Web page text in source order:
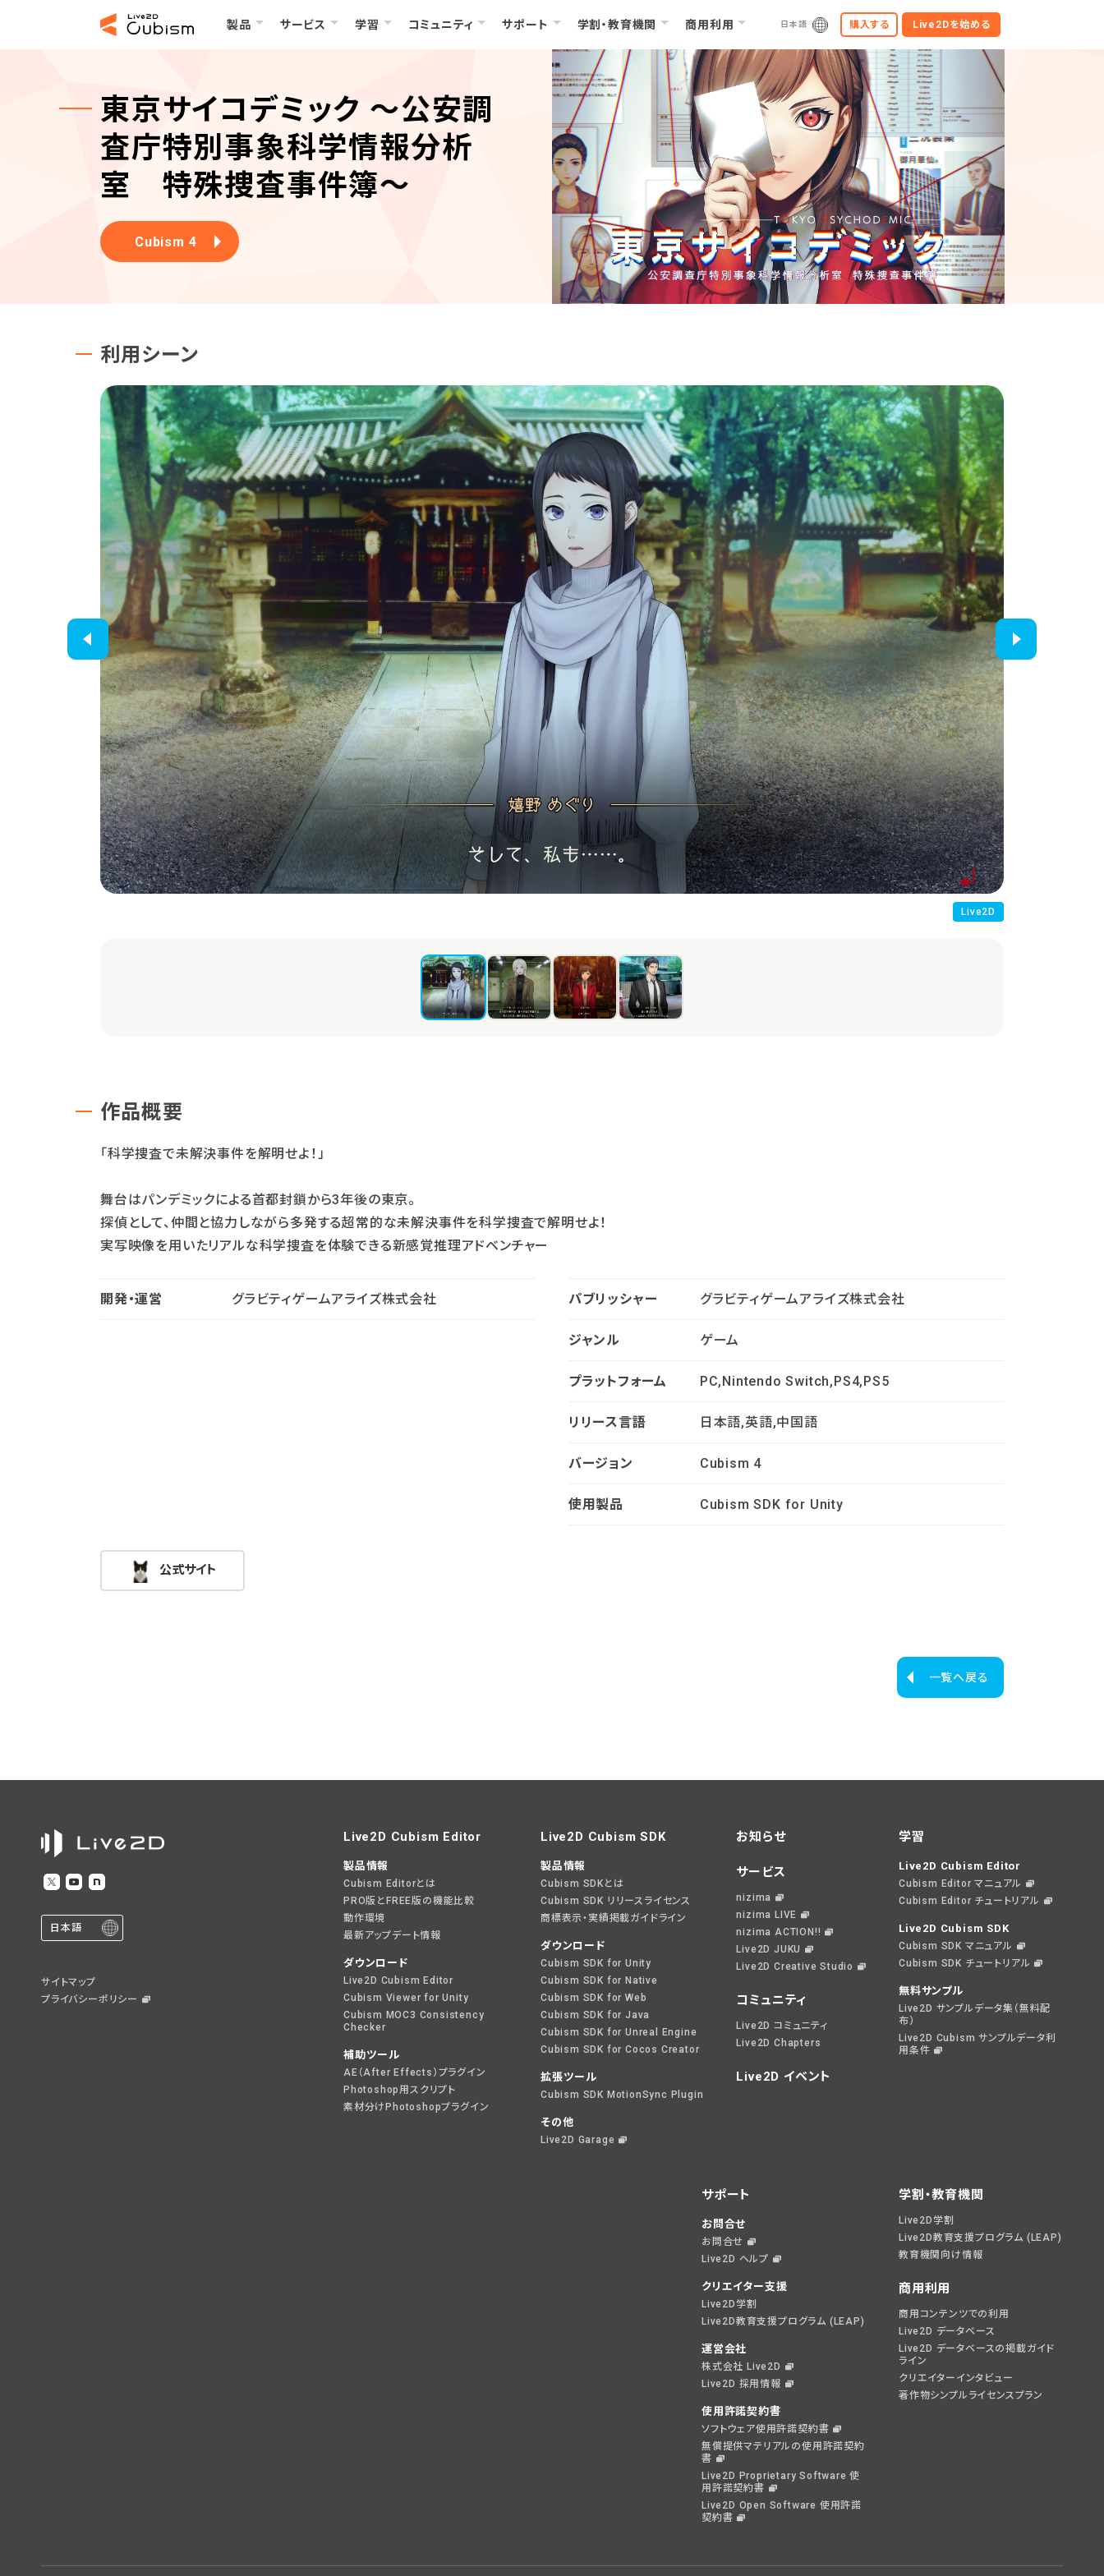
製品 サービス 学習 コミュニティ サポート 学割・教育機関 商用利用 日本語 購入する Live2Dを始める
東京サイコデミック 〜公安調
査庁特別事象科学情報分析
室 特殊捜査事件簿〜
Cubism 4
利用シーン
Live2D
作品概要
「科学捜査で未解決事件を解明せよ！」
舞台はパンデミックによる首都封鎖から3年後の東京。
探偵として、仲間と協力しながら多発する超常的な未解決事件を科学捜査で解明せよ！
実写映像を用いたリアルな科学捜査を体験できる新感覚推理アドベンチャー
開発・運営 グラビティゲームアライズ株式会社 パブリッシャー グラビティゲームアライズ株式会社
ジャンル ゲーム
プラットフォーム PC,Nintendo Switch,PS4,PS5
リリース言語 日本語,英語,中国語
バージョン Cubism 4
使用製品 Cubism SDK for Unity
公式サイト
一覧へ戻る
日本語
サイトマップ
プライバシーポリシー
Live2D Cubism Editor
製品情報
Cubism Editorとは
PRO版とFREE版の機能比較
動作環境
最新アップデート情報
ダウンロード
Live2D Cubism Editor
Cubism Viewer for Unity
Cubism MOC3 Consistency
Checker
補助ツール
AE（After Effects）プラグイン
Photoshop用スクリプト
素材分けPhotoshopプラグイン
Live2D Cubism SDK
製品情報
Cubism SDKとは
Cubism SDK リリースライセンス
商標表示・実績掲載ガイドライン
ダウンロード
Cubism SDK for Unity
Cubism SDK for Native
Cubism SDK for Web
Cubism SDK for Java
Cubism SDK for Unreal Engine
Cubism SDK for Cocos Creator
拡張ツール
Cubism SDK MotionSync Plugin
その他
Live2D Garage
お知らせ
サービス
nizima
nizima LIVE
nizima ACTION!!
Live2D JUKU
Live2D Creative Studio
コミュニティ
Live2D コミュニティ
Live2D Chapters
Live2D イベント
学習
Live2D Cubism Editor
Cubism Editor マニュアル
Cubism Editor チュートリアル
Live2D Cubism SDK
Cubism SDK マニュアル
Cubism SDK チュートリアル
無料サンプル
Live2D サンプルデータ集（無料配
布）
Live2D Cubism サンプルデータ利
用条件
サポート
お問合せ
お問合せ
Live2D ヘルプ
クリエイター支援
Live2D学割
Live2D教育支援プログラム (LEAP)
運営会社
株式会社 Live2D
Live2D 採用情報
使用許諾契約書
ソフトウェア使用許諾契約書
無償提供マテリアルの使用許諾契約
書
Live2D Proprietary Software 使
用許諾契約書
Live2D Open Software 使用許諾
契約書
学割・教育機関
Live2D学割
Live2D教育支援プログラム (LEAP)
教育機関向け情報
商用利用
商用コンテンツでの利用
Live2D データベース
Live2D データベースの掲載ガイド
ライン
クリエイターインタビュー
著作物シンプルライセンスプラン